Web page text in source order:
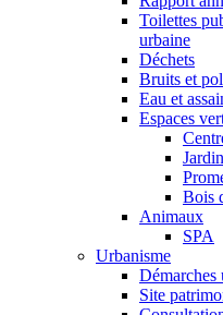
Toilettes
urbaine
Déchets
Bruits et
Eau et
Espaces
Bois
Animaux
SPA
Urbanisme
Démarches
Site